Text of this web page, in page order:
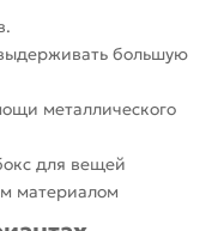
большую
металлического
для вещей
материалом